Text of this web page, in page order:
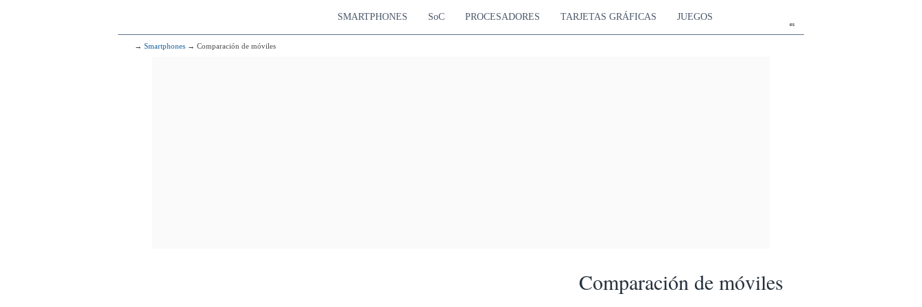
es
SMARTPHONES SoC PROCESADORES TARJETAS GRÁFICAS JUEGOS
→ Smartphones → Comparación de móviles
Comparación de móviles